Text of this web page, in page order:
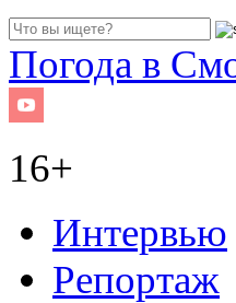
Погода в
16+
Интервью
Репортаж